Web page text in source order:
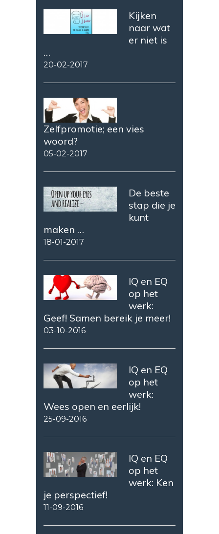
Kijken
naar wat
er niet is
…
20-02-2017
Zelfpromotie; een vies
woord?
05-02-2017
De beste
stap die je
kunt
maken …
18-01-2017
IQ en EQ
op het
werk:
Geef! Samen bereik je meer!
03-10-2016
IQ en EQ
op het
werk:
Wees open en eerlijk!
25-09-2016
IQ en EQ
op het
werk: Ken
je perspectief!
11-09-2016